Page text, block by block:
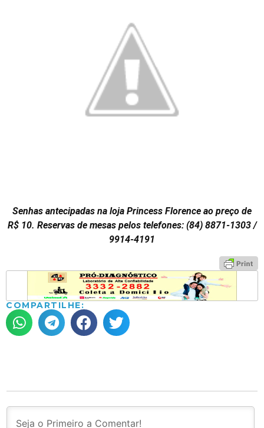
Senhas antecipadas na loja Princess Florence ao preço de
R$ 10. Reservas de mesas pelos telefones: (84) 8871-1303 /
9914-4191
COMPARTILHE: